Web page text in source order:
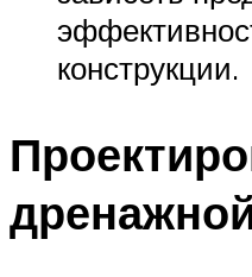
конструкции.